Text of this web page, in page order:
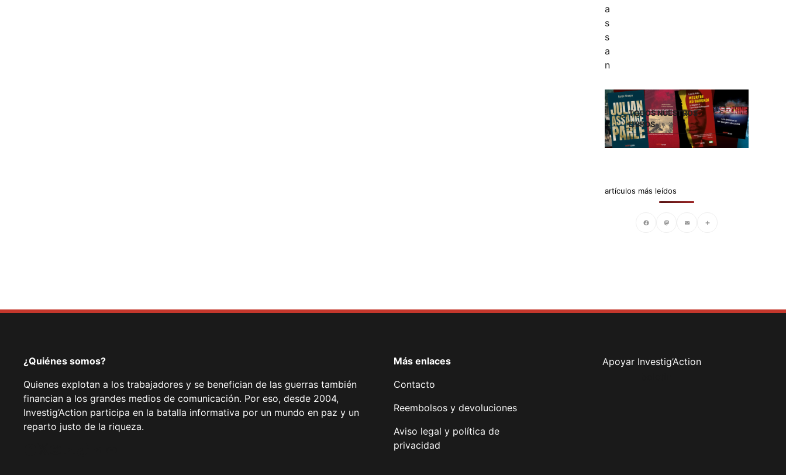
TODOS NUESTROS
LIBROS
artículos más leídos
¿Quiénes somos?
Quienes explotan a los trabajadores y se benefician de las guerras también
financian a los grandes medios de comunicación. Por eso, desde 2004,
Investig’Action participa en la batalla informativa por un mundo en paz y un
reparto justo de la riqueza.
Más enlaces
Contacto
Reembolsos y devoluciones
Aviso legal y política de
privacidad
Apoyar Investig’Action